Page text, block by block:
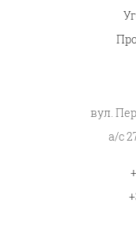
вул.
а/с